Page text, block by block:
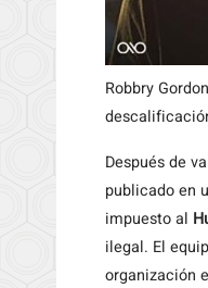
Robbry
Despuésde
publicado en
impuesto al
ilegal. El
organización